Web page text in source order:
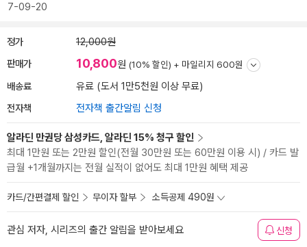
7-09-20
정가 12,000원
판매가 10,800원 (10% 할인) + 마일리지 600원
배송료 유료 (도서 1만5천원 이상 무료)
전자책 전자책 출간알림 신청
알라딘 만권당 삼성카드, 알라딘 15% 청구 할인
최대 1만원 또는 2만원 할인(전월 30만원 또는 60만원 이용 시) / 카드 발
급월 +1개월까지는 전월 실적이 없어도 최대 1만원 혜택 제공
카드/간편결제 할인 무이자 할부 소득공제 490원
관심 저자, 시리즈의 출간 알림을 받아보세요 신청